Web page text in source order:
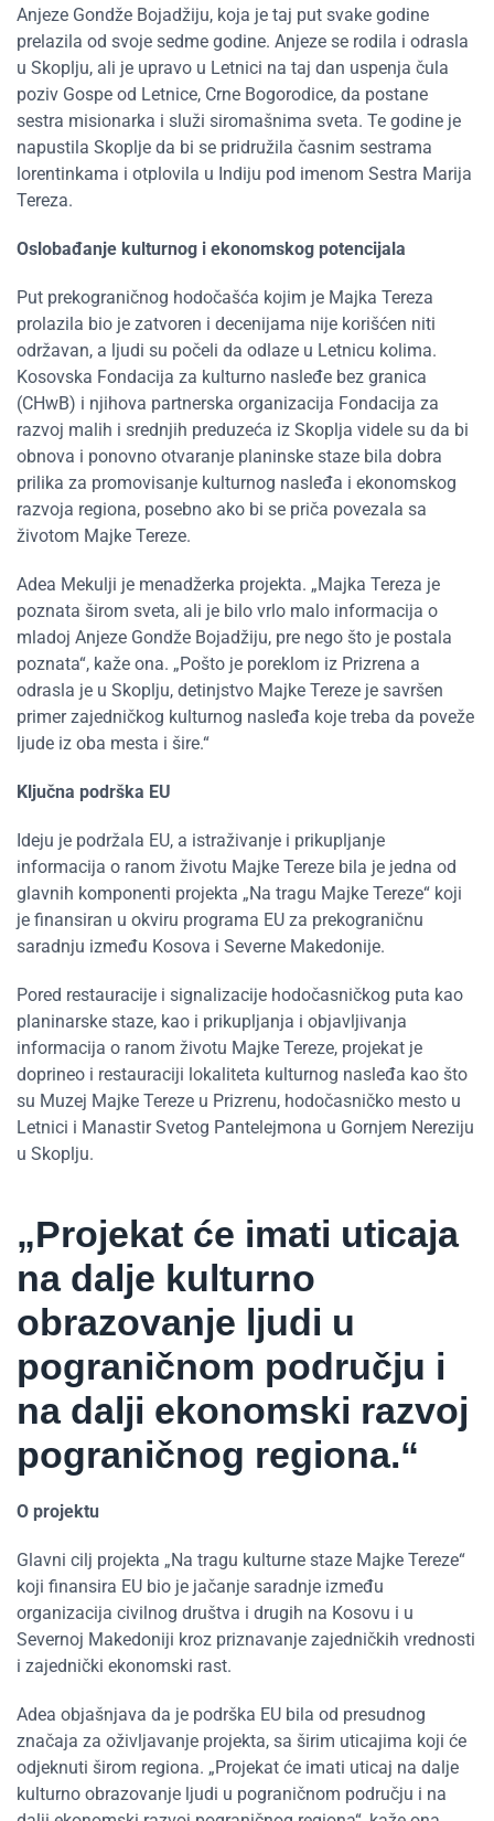
Anjeze Gondže Bojadžiju, koja je taj put svake godine
prelazila od svoje sedme godine. Anjeze se rodila i odrasla
u Skoplju, ali je upravo u Letnici na taj dan uspenja čula
poziv Gospe od Letnice, Crne Bogorodice, da postane
sestra misionarka i služi siromašnima sveta. Te godine je
napustila Skoplje da bi se pridružila časnim sestrama
lorentinkama i otplovila u Indiju pod imenom Sestra Marija
Tereza.
Oslobađanje kulturnog i ekonomskog potencijala
Put prekograničnog hodočašća kojim je Majka Tereza
prolazila bio je zatvoren i decenijama nije korišćen niti
održavan, a ljudi su počeli da odlaze u Letnicu kolima.
Kosovska Fondacija za kulturno nasleđe bez granica
(CHwB) i njihova partnerska organizacija Fondacija za
razvoj malih i srednjih preduzeća iz Skoplja videle su da bi
obnova i ponovno otvaranje planinske staze bila dobra
prilika za promovisanje kulturnog nasleđa i ekonomskog
razvoja regiona, posebno ako bi se priča povezala sa
životom Majke Tereze.
Adea Mekulji je menadžerka projekta. „Majka Tereza je
poznata širom sveta, ali je bilo vrlo malo informacija o
mladoj Anjeze Gondže Bojadžiju, pre nego što je postala
poznata“, kaže ona. „Pošto je poreklom iz Prizrena a
odrasla je u Skoplju, detinjstvo Majke Tereze je savršen
primer zajedničkog kulturnog nasleđa koje treba da poveže
ljude iz oba mesta i šire.“
Ključna podrška EU
Ideju je podržala EU, a istraživanje i prikupljanje
informacija o ranom životu Majke Tereze bila je jedna od
glavnih komponenti projekta „Na tragu Majke Tereze“ koji
je finansiran u okviru programa EU za prekograničnu
saradnju između Kosova i Severne Makedonije.
Pored restauracije i signalizacije hodočasničkog puta kao
planinarske staze, kao i prikupljanja i objavljivanja
informacija o ranom životu Majke Tereze, projekat je
doprineo i restauraciji lokaliteta kulturnog nasleđa kao što
su Muzej Majke Tereze u Prizrenu, hodočasničko mesto u
Letnici i Manastir Svetog Pantelejmona u Gornjem Nereziju
u Skoplju.
„Projekat će imati uticaja
na dalje kulturno
obrazovanje ljudi u
pograničnom području i
na dalji ekonomski razvoj
pograničnog regiona.“
O projektu
Glavni cilj projekta „Na tragu kulturne staze Majke Tereze“
koji finansira EU bio je jačanje saradnje između
organizacija civilnog društva i drugih na Kosovu i u
Severnoj Makedoniji kroz priznavanje zajedničkih vrednosti
i zajednički ekonomski rast.
Adea objašnjava da je podrška EU bila od presudnog
značaja za oživljavanje projekta, sa širim uticajima koji će
odjeknuti širom regiona. „Projekat će imati uticaj na dalje
kulturno obrazovanje ljudi u pograničnom području i na